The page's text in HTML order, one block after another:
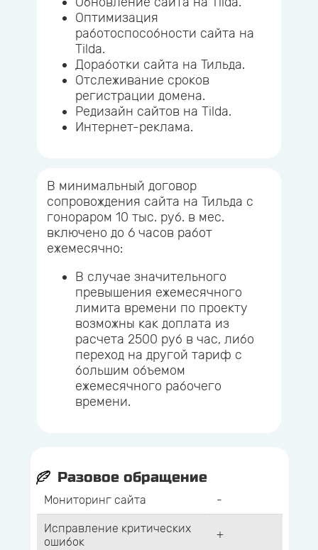
Оптимизация
работоспособности сайта на
Tilda.
Доработки сайта на Тильда.
Отслеживание сроков
регистрации домена.
Редизайн сайтов на Tilda.
Интернет-реклама.
В минимальный договор
сопровождения сайта на Тильда с
гонораром 10 тыс. руб. в мес.
включено до 6 часов работ
ежемесячно:
В случае значительного
превышения ежемесячного
лимита времени по проекту
возможны как доплата из
расчета 2500 руб в час, либо
переход на другой тариф с
большим объемом
ежемесячного рабочего
времени.
Разовое обращение
Мониторинг сайта -
Исправление критических
ошибок
+